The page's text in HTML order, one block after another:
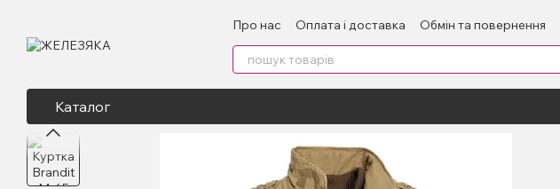
Про нас Оплата і доставка Обмін та повернення
Каталог